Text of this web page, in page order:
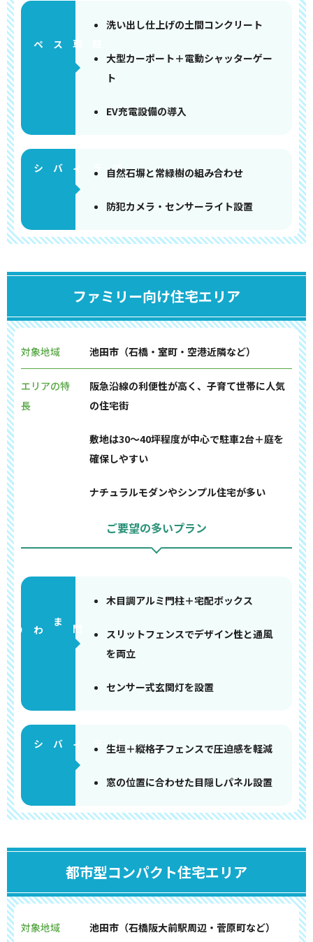
洗い出し仕上げの土間コンクリート
大型カーポート＋電動シャッターゲー
ト
EV充電設備の導入
自然石塀と常緑樹の組み合わせ
防犯カメラ・センサーライト設置
ファミリー向け住宅エリア
対象地域 池田市（石橋・室町・空港近隣など）
エリアの特
長
阪急沿線の利便性が高く、子育て世帯に人気
の住宅街
敷地は30〜40坪程度が中心で駐車2台＋庭を
確保しやすい
ナチュラルモダンやシンプル住宅が多い
ご要望の多いプラン
門まわり
木目調アルミ門柱＋宅配ボックス
スリットフェンスでデザイン性と通風
を両立
センサー式玄関灯を設置
生垣＋縦格子フェンスで圧迫感を軽減
窓の位置に合わせた目隠しパネル設置
都市型コンパクト住宅エリア
対象地域 池田市（石橋阪大前駅周辺・菅原町など）